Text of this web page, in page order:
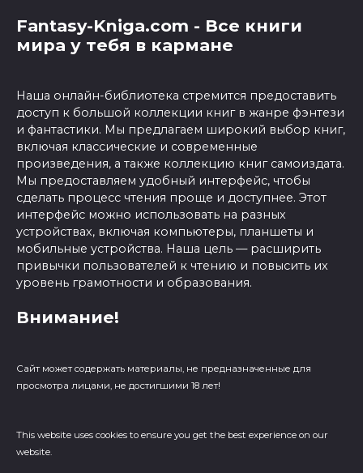
Fantasy-Kniga.com - Все книги
мира у тебя в кармане
Наша онлайн-библиотека стремится предоставить
доступ к большой коллекции книг в жанре фэнтези
и фантастики. Мы предлагаем широкий выбор книг,
включая классические и современные
произведения, а также коллекцию книг самоиздата.
Мы предоставляем удобный интерфейс, чтобы
сделать процесс чтения проще и доступнее. Этот
интерфейс можно использовать на разных
устройствах, включая компьютеры, планшеты и
мобильные устройства. Наша цель — расширить
привычки пользователей к чтению и повысить их
уровень грамотности и образования.
Внимание!
Сайт может содержать материалы, не предназначенные для
просмотра лицами, не достигшими 18 лет!
This website uses cookies to ensure you get the best experience on our
website.